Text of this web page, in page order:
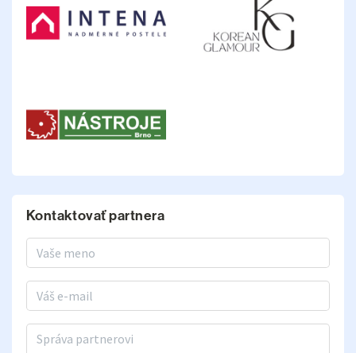
Kontaktovať partnera
Meno a priezvisko
E-mail
Správa partnerovi